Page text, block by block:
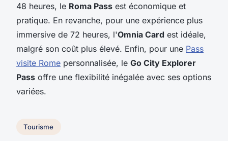
48 heures, le Roma Pass est économique et
pratique. En revanche, pour une expérience plus
immersive de 72 heures, l'Omnia Card est idéale,
malgré son coût plus élevé. Enfin, pour une Pass
visite Rome personnalisée, le Go City Explorer
Pass offre une flexibilité inégalée avec ses options
variées.
Tourisme